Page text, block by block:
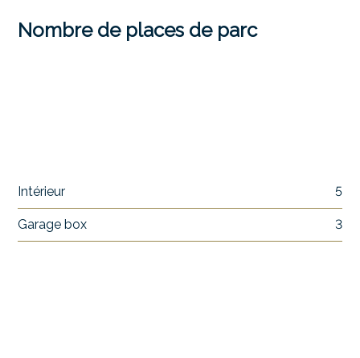
Nombre de places de parc
Intérieur 5
Garage box 3